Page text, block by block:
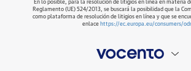
En lo posible, para la resolución de litigios en línea en materia
Reglamento (UE) 524/2013, se buscará la posibilidad que la
como plataforma de resolución de litigios en línea y que se
enlace https://ec.europa.eu/consumers/odr